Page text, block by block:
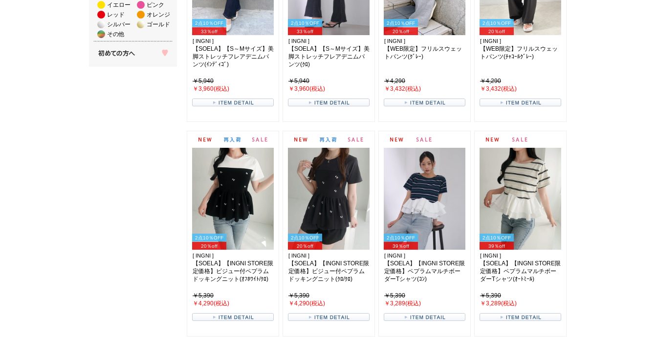
イエロー
ピンク
レッド
オレンジ
シルバー
ゴールド
その他
2点10％OFF
33％off
[ INGNI ]
【SOELA】【S～Mサイズ】美
脚ストレッチフレアデニムパ
ンツ(ｲﾝﾃﾞｨｺﾞ)
￥5,940
￥3,960(税込)
2点10％OFF
33％off
[ INGNI ]
【SOELA】【S～Mサイズ】美
脚ストレッチフレアデニムパ
ンツ(ｸﾛ)
￥5,940
￥3,960(税込)
2点10％OFF
20％off
[ INGNI ]
【WEB限定】フリルスウェッ
トパンツ(ｸﾞﾚｰ)
￥4,290
￥3,432(税込)
2点10％OFF
20％off
[ INGNI ]
【WEB限定】フリルスウェッ
トパンツ(ﾁｬｺｰﾙｸﾞﾚｰ)
￥4,290
￥3,432(税込)
2点10％OFF
20％off
[ INGNI ]
【SOELA】【INGNI STORE限
定価格】ビジュー付ペプラム
ドッキングニット(ｵﾌﾎﾜｲﾄ/ｸﾛ)
￥5,390
￥4,290(税込)
2点10％OFF
20％off
[ INGNI ]
【SOELA】【INGNI STORE限
定価格】ビジュー付ペプラム
ドッキングニット(ｸﾛ/ｸﾛ)
￥5,390
￥4,290(税込)
2点10％OFF
39％off
[ INGNI ]
【SOELA】【INGNI STORE限
定価格】ペプラムマルチボー
ダーTシャツ(ｺﾝ)
￥5,390
￥3,289(税込)
2点10％OFF
39％off
[ INGNI ]
【SOELA】【INGNI STORE限
定価格】ペプラムマルチボー
ダーTシャツ(ｵｰﾄﾐｰﾙ)
￥5,390
￥3,289(税込)